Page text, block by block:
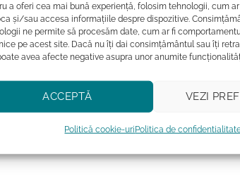
a oferi cea mai bună experiență, folosim tehnologii, cum
și/sau accesa informațiile despre dispozitive.
ne permite să procesăm date, cum ar fi
pe acest site. Dacă nu îți dai consimțământul sau îți
avea afecte negative asupra unor anumite
ACCEPTĂ VEZI
Politică cookie-uriPolitica de